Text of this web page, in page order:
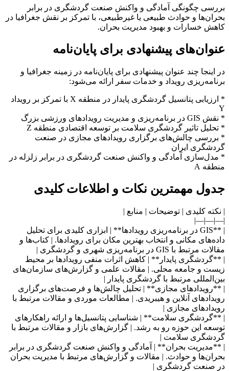
بررسی چگونگی آمادگی و واکنش صنعت گردشگری در برابر
بحران‌ها و حوادث طبیعی یا غیرطبیعی، با تمرکز بر نقش جغرافیا در
کاهش خسارات و بهبود مدیریت بحران.
عنوان‌های پیشنهادی برای پایان‌نامه
در اینجا چند عنوان پیشنهادی برای پایان‌نامه در زمینه جغرافیا و
برنامه‌ریزی رویداد و خدمات سفر ارائه می‌شود:
* ارزیابی پتانسیل گردشگری پایدار در منطقه X با تمرکز بر رویداد
Y
* نقش GIS در برنامه‌ریزی و مدیریت رویدادهای ورزشی بزرگ
* تحلیل تاثیر گردشگری سلامت بر توسعه اقتصادی منطقه Z
* بررسی چالش‌های برگزاری رویدادهای مجازی در صنعت
گردشگری ایران
* مدل‌سازی آمادگی و واکنش صنعت گردشگری در برابر زلزله در
منطقه A
جدول مهمترین نکات و اطلاعات کلیدی
| نکته کلیدی | توضیحات | منابع |
|—|—|—|
| **GIS در برنامه‌ریزی رویدادها** | ابزاری کلیدی برای تحلیل
داده‌های مکانی و انتخاب بهترین مکان برای رویدادها. | کتاب‌ها و
مقالات مرتبط با GIS در برنامه‌ریزی شهری و گردشگری |
| **گردشگری پایدار** | کاهش اثرات منفی رویدادها بر محیط
زیست و جامعه محلی. | مقالات علمی و گزارش‌های سازمان‌های
بین‌المللی مرتبط با گردشگری پایدار |
| **رویدادهای مجازی** | تحلیل چالش‌ها و فرصت‌های برگزاری
رویدادهای آنلاین و هیبریدی. | مطالعات موردی و مقالات مرتبط با
رویدادهای مجازی |
| **گردشگری سلامت** | شناسایی پتانسیل‌ها و ارائه راهکارهای
توسعه این حوزه رو به رشد. | گزارش‌های بازار و مقالات مرتبط با
گردشگری سلامت |
| **مدیریت بحران** | آمادگی و واکنش صنعت گردشگری در برابر
بحران‌ها و حوادث. | مقالات و گزارش‌های مرتبط با مدیریت بحران
در صنعت گردشگری |